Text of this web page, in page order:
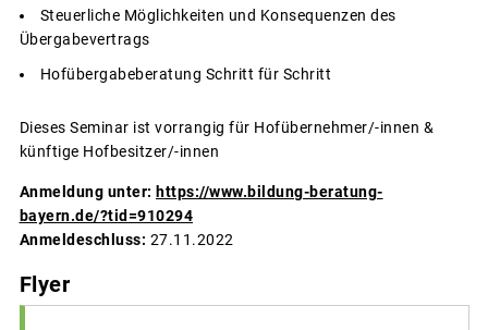
Steuerliche Möglichkeiten und Konsequenzen des
Übergabevertrags
Hofübergabeberatung Schritt für Schritt
Dieses Seminar ist vorrangig für Hofübernehmer/-innen &
künftige Hofbesitzer/-innen
Anmeldung unter: https://www.bildung-beratung-
bayern.de/?tid=910294
Anmeldeschluss: 27.11.2022
Flyer